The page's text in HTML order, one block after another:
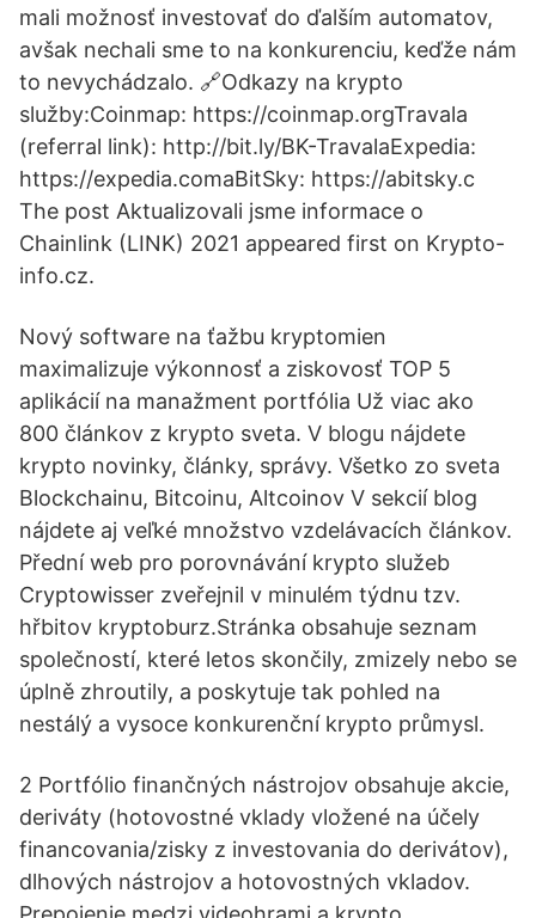
mali možnosť investovať do ďalším automatov,
avšak nechali sme to na konkurenciu, keďže nám
to nevychádzalo. 🔗Odkazy na krypto
služby:Coinmap: https://coinmap.orgTravala
(referral link): http://bit.ly/BK-TravalaExpedia:
https://expedia.comaBitSky: https://abitsky.c
The post Aktualizovali jsme informace o
Chainlink (LINK) 2021 appeared first on Krypto-
info.cz.
Nový software na ťažbu kryptomien
maximalizuje výkonnosť a ziskovosť TOP 5
aplikácií na manažment portfólia Už viac ako
800 článkov z krypto sveta. V blogu nájdete
krypto novinky, články, správy. Všetko zo sveta
Blockchainu, Bitcoinu, Altcoinov V sekcií blog
nájdete aj veľké množstvo vzdelávacích článkov.
Přední web pro porovnávání krypto služeb
Cryptowisser zveřejnil v minulém týdnu tzv.
hřbitov kryptoburz.Stránka obsahuje seznam
společností, které letos skončily, zmizely nebo se
úplně zhroutily, a poskytuje tak pohled na
nestálý a vysoce konkurenční krypto průmysl.
2 Portfólio finančných nástrojov obsahuje akcie,
deriváty (hotovostné vklady vložené na účely
financovania/zisky z investovania do derivátov),
dlhových nástrojov a hotovostných vkladov.